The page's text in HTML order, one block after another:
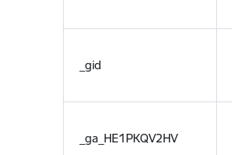
_gid
_ga_HE1PKQV2HV